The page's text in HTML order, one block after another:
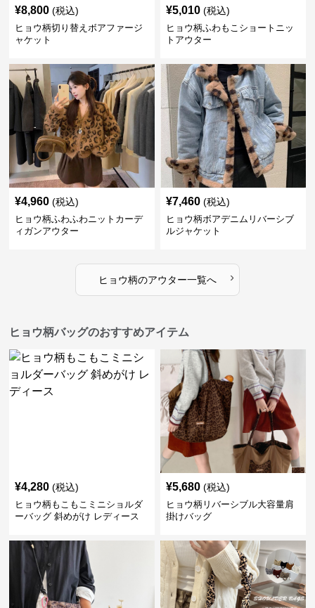
¥8,800 (税込)
ヒョウ柄切り替えボアファージ
ャケット
¥5,010 (税込)
ヒョウ柄ふわもこショートニッ
トアウター
¥4,960 (税込)
ヒョウ柄ふわふわニットカーデ
ィガンアウター
¥7,460 (税込)
ヒョウ柄ボアデニムリバーシブ
ルジャケット
ヒョウ柄のアウター一覧へ ›
ヒョウ柄バッグのおすすめアイテム
¥4,280 (税込)
ヒョウ柄もこもこミニショルダ
ーバッグ 斜めがけ レディース
¥5,680 (税込)
ヒョウ柄リバーシブル大容量肩
掛けバッグ